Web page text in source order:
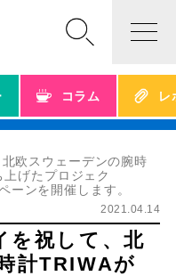
コラム レ
欧スウェーデンの腕時
げたプロジェク
ーンを開催します。
2021.04.14
を祝して、北
計TRIWAが